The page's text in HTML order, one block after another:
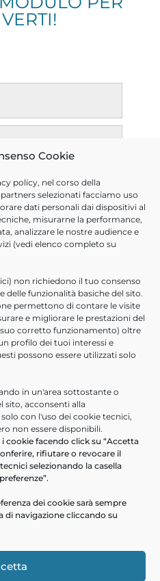
Cookie
policy, nel corso della
selezionati facciamo uso
dati personali dai dispositivi al
misurarne la performance,
analizzare le nostre audience e
(vedi elenco completo su
non richiedono il tuo consenso
delle funzionalità basiche del sito.
permettono di contare le visite
e migliorare le prestazioni del
corretto funzionamento) oltre
profilo dei tuoi interessi e
possono essere utilizzati solo
in un'area sottostante o
sito, acconsenti alla
con l'uso dei cookie tecnici,
non essere disponibili.
cookie facendo click su “Accetta
rifiutare o revocare il
selezionando la casella
dei cookie sarà sempre
di navigazione cliccando su
della suddetta
dei dati per le finalità
diretto e/o indiretto
Invia